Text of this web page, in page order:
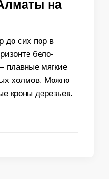
на
до сих пор в
бело-
мягкие
холмов. Можно
кроны деревьев.